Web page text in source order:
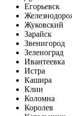
Егорьевск
Жуковский
Зарайск
Звенигород
Зеленоград
Ивантеевка
Истра
Кашира
Клин
Коломна
Королев